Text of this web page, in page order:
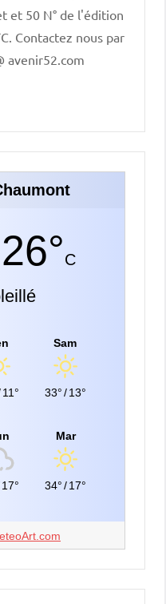
et 50 N° de l'édition
Contactez nous par
avenir52.com
26°C
11°
Sam
33°/ 13°
17°
Mar
34°/17°